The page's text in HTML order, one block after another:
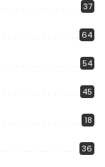
37
64
54
45
18
36